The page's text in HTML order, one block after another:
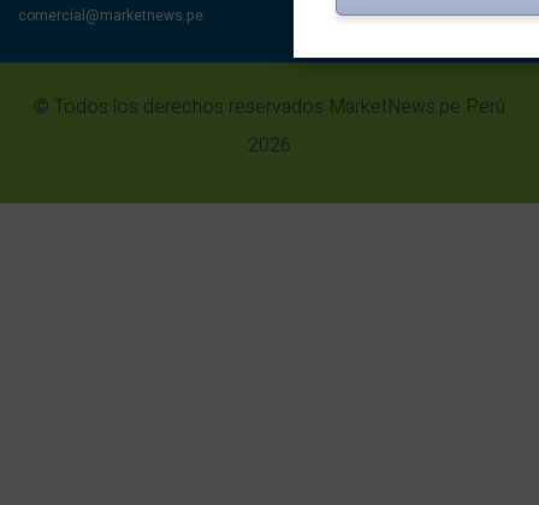
comercial@marketnews.pe
© Todos los derechos reservados MarketNews.pe Perú
2026